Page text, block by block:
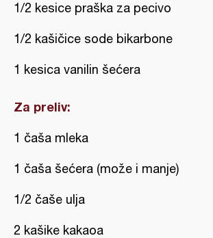
1/2 kesice praška za pecivo
1/2 kašičice sode bikarbone
1 kesica vanilin šećera
Za preliv:
1 čaša mleka
1 čaša šećera (može i manje)
1/2 čaše ulja
2 kašike kakaoa